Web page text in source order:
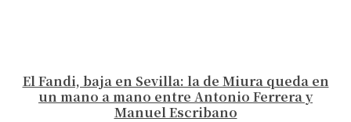
El Fandi, baja en Sevilla: la de Miura queda en
un mano a mano entre Antonio Ferrera y
Manuel Escribano